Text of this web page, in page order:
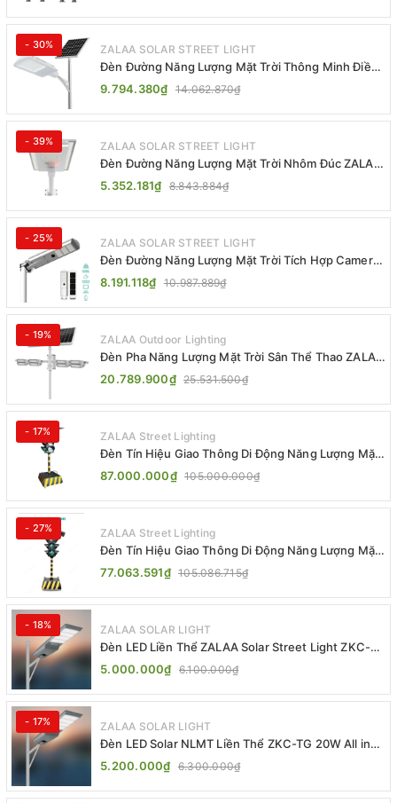
- 30% ZALAA SOLAR STREET LIGHT
Đèn Đường Năng Lượng Mặt Trời Thông Minh Điều
Khiển MPPT ZL-GMX01 ZALAA
9.794.380₫ 14.062.870₫
- 39% ZALAA SOLAR STREET LIGHT
Đèn Đường Năng Lượng Mặt Trời Nhôm Đúc ZALAA
ZL-BWH Cao Cấp IP65
5.352.181₫ 8.843.884₫
- 25% ZALAA SOLAR STREET LIGHT
Đèn Đường Năng Lượng Mặt Trời Tích Hợp Camera
ZALAA ZL-BJ04-CCTV (80W, IP65)
8.191.118₫ 10.987.889₫
- 19% ZALAA Outdoor Lighting
Đèn Pha Năng Lượng Mặt Trời Sân Thể Thao ZALAA
Jsc Chống Nước IP65 Cao Cấp
20.789.900₫ 25.531.500₫
- 17% ZALAA Street Lighting
Đèn Tín Hiệu Giao Thông Di Động Năng Lượng Mặt
Trời ZALAA ZL-300A-D
87.000.000₫ 105.000.000₫
- 27% ZALAA Street Lighting
Đèn Tín Hiệu Giao Thông Di Động Năng Lượng Mặt
Trời ZALAA ZL-409300C
77.063.591₫ 105.086.715₫
- 18% ZALAA SOLAR LIGHT
Đèn LED Liền Thể ZALAA Solar Street Light ZKC-
TG 20W 25W 30W All In One
5.000.000₫ 6.100.000₫
- 17% ZALAA SOLAR LIGHT
Đèn LED Solar NLMT Liền Thể ZKC-TG 20W All in
One | ZALAA Street Light
5.200.000₫ 6.300.000₫